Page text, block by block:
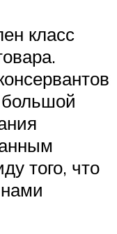
класс
того, что